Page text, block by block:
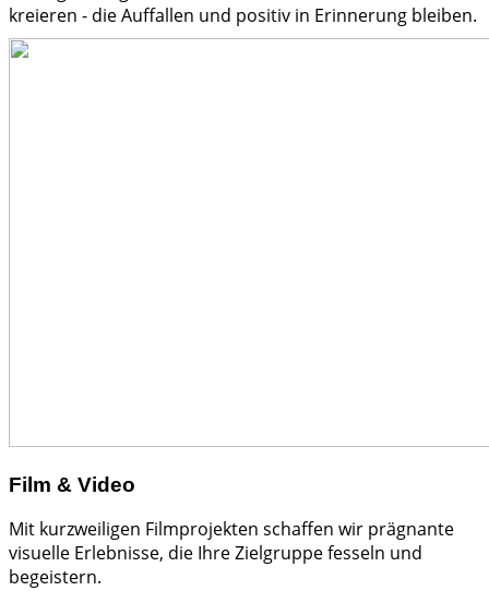
kreieren - die Auffallen und positiv in Erinnerung bleiben.
Film & Video
Mit kurzweiligen Filmprojekten schaffen wir prägnante
visuelle Erlebnisse, die Ihre Zielgruppe fesseln und
begeistern.